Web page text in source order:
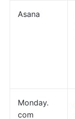
Asana
Monday.
com